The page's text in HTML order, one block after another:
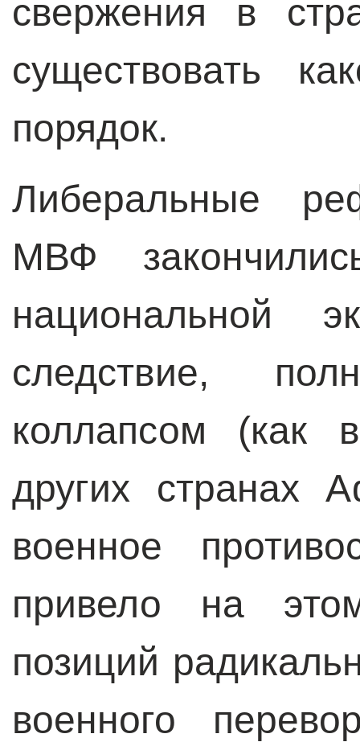
свержения в
существовать
порядок.
Либеральные
МВФ
национальной
следствие,
коллапсом (как
других странах
военное
привело на
позиций
военного